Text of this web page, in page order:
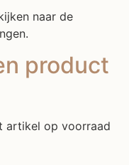
naar de
product
artikel op voorraad